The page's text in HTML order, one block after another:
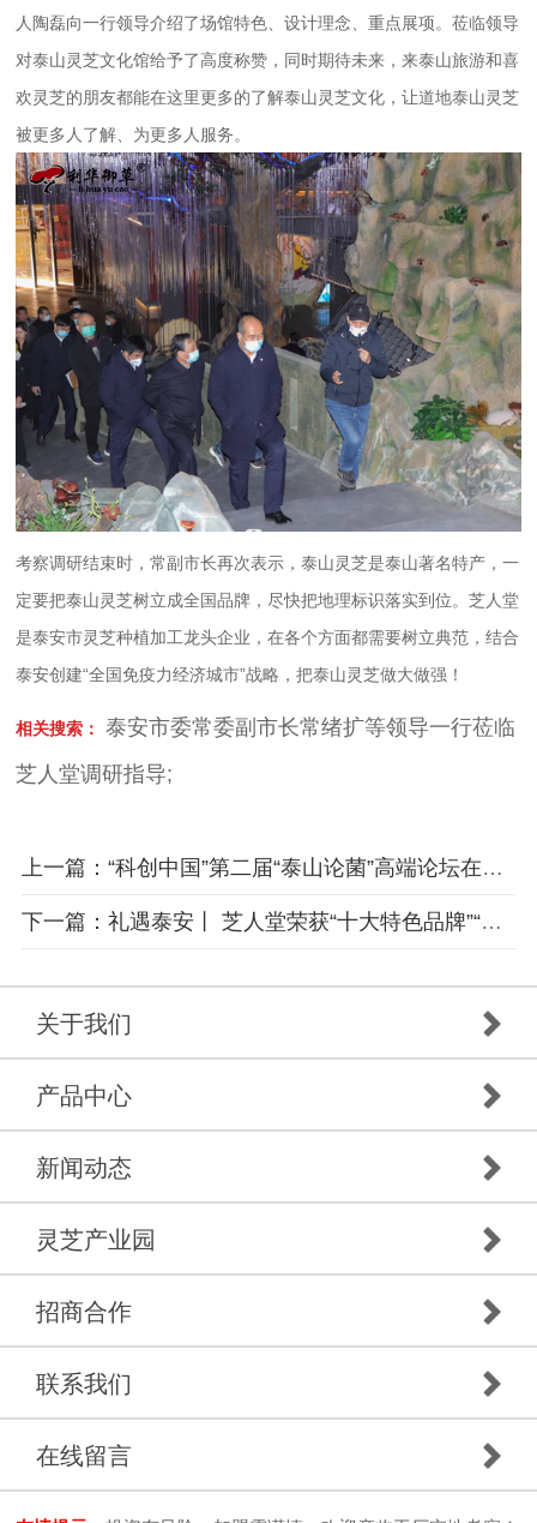
人陶磊向一行领导介绍了场馆特色、设计理念、重点展项。莅临领导
对泰山灵芝文化馆给予了高度称赞，同时期待未来，来泰山旅游和喜
欢灵芝的朋友都能在这里更多的了解泰山灵芝文化，让道地泰山灵芝
被更多人了解、为更多人服务。
考察调研结束时，常副市长再次表示，泰山灵芝是泰山著名特产，一
定要把泰山灵芝树立成全国品牌，尽快把地理标识落实到位。芝人堂
是泰安市灵芝种植加工龙头企业，在各个方面都需要树立典范，结合
泰安创建“全国免疫力经济城市”战略，把泰山灵芝做大做强！
相关搜索：
泰安市委常委副市长常绪扩等领导一行莅临
芝人堂调研指导;
上一篇：“科创中国”第二届“泰山论菌”高端论坛在泰安举行
下一篇：礼遇泰安丨 芝人堂荣获“十大特色品牌”“十大标杆企业”两项荣誉
关于我们
产品中心
新闻动态
灵芝产业园
招商合作
联系我们
在线留言